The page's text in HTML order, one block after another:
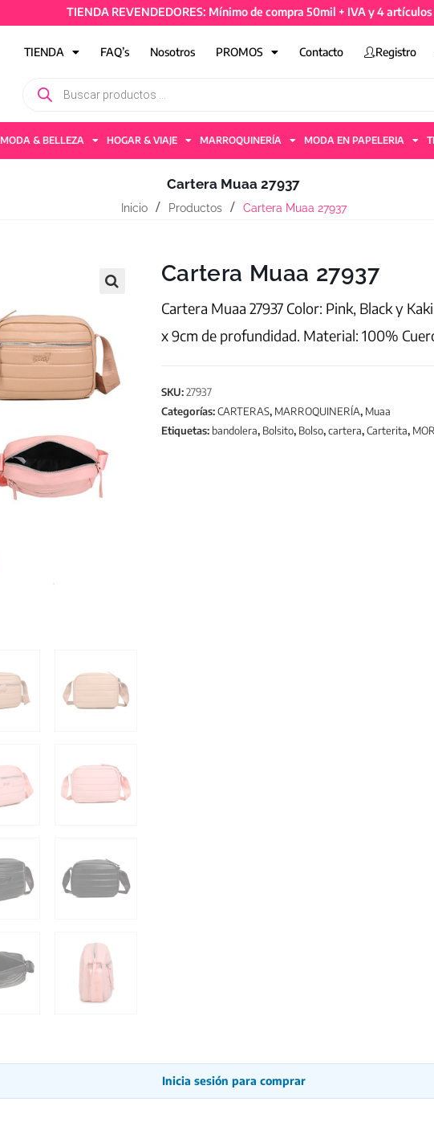
TIENDA REVENDEDORES: Mínimo de compra 50mil + IVA y 4 artículos -
TIENDA FAQ’s Nosotros PROMOS Contacto Registro
MODA & BELLEZA HOGAR & VIAJE MARROQUINERÍA MODA EN PAPELERIA
Cartera Muaa 27937
Inicio Productos Cartera Muaa 27937
Cartera Muaa 27937
Cartera Muaa 27937 Color: Pink, Black y
x 9cm de profundidad. Material: 100%
SKU:27937
Categorías:CARTERAS, MARROQUINERÍA, Muaa
Etiquetas: bandolera, Bolsito, Bolso,cartera,Carterita,
Inicia sesión para comprar